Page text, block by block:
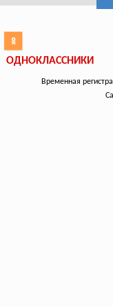
ОДНОКЛАССНИКИ
Временная